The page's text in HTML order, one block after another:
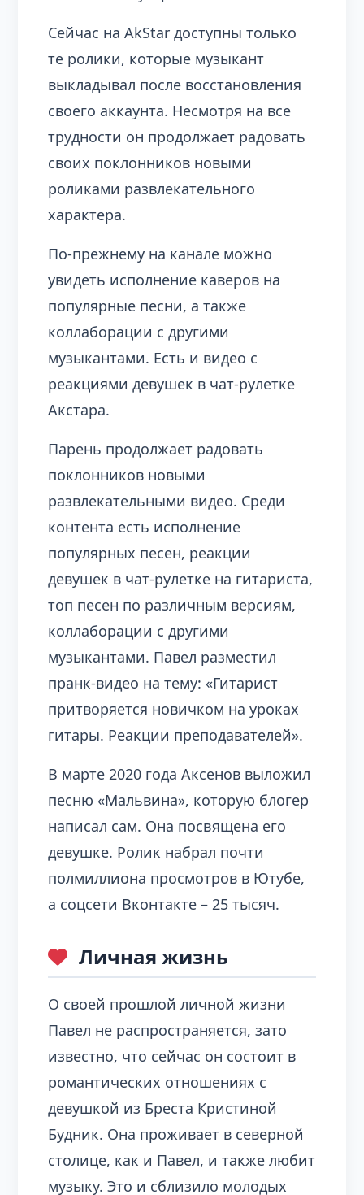
Сейчас на AkStar доступны только
те ролики, которые музыкант
выкладывал после восстановления
своего аккаунта. Несмотря на все
трудности он продолжает радовать
своих поклонников новыми
роликами развлекательного
характера.
По-прежнему на канале можно
увидеть исполнение каверов на
популярные песни, а также
коллаборации с другими
музыкантами. Есть и видео с
реакциями девушек в чат-рулетке
Акстара.
Парень продолжает радовать
поклонников новыми
развлекательными видео. Среди
контента есть исполнение
популярных песен, реакции
девушек в чат-рулетке на гитариста,
топ песен по различным версиям,
коллаборации с другими
музыкантами. Павел разместил
пранк-видео на тему: «Гитарист
притворяется новичком на уроках
гитары. Реакции преподавателей».
В марте 2020 года Аксенов выложил
песню «Мальвина», которую блогер
написал сам. Она посвящена его
девушке. Ролик набрал почти
полмиллиона просмотров в Ютубе,
а соцсети Вконтакте – 25 тысяч.
Личная жизнь
О своей прошлой личной жизни
Павел не распространяется, зато
известно, что сейчас он состоит в
романтических отношениях с
девушкой из Бреста Кристиной
Будник. Она проживает в северной
столице, как и Павел, и также любит
музыку. Это и сблизило молодых